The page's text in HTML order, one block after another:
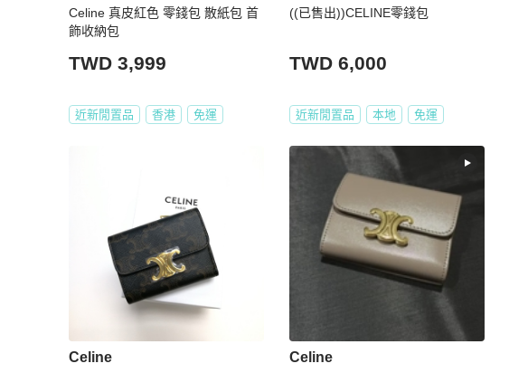
Celine 真皮紅色 零錢包 散紙包 首
飾收納包
TWD 3,999
近新閒置品 香港 免運
((已售出))CELINE零錢包
TWD 6,000
近新閒置品 本地 免運
Celine Celine